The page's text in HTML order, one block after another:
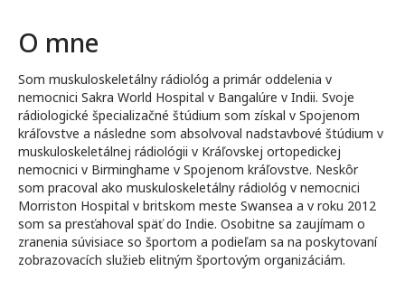
O mne
Som muskuloskeletálny rádiológ a primár oddelenia v
nemocnici Sakra World Hospital v Bangalúre v Indii. Svoje
rádiologické špecializačné štúdium som získal v Spojenom
kráľovstve a následne som absolvoval nadstavbové štúdium v
muskuloskeletálnej rádiológii v Kráľovskej ortopedickej
nemocnici v Birminghame v Spojenom kráľovstve. Neskôr
som pracoval ako muskuloskeletálny rádiológ v nemocnici
Morriston Hospital v britskom meste Swansea a v roku 2012
som sa presťahoval späť do Indie. Osobitne sa zaujímam o
zranenia súvisiace so športom a podieľam sa na poskytovaní
zobrazovacích služieb elitným športovým organizáciám.